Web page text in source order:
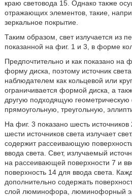
краю световода 15. Однако также
отражающих элементов, такие,
зеркальное покрытие.
Таким образом, свет излучается из
показанной на фиг. 1 и 3, в форме
Предпочтительно и как показано на
форму диска, поэтому источник
наблюдателем как кольцевой или
ограничивается формой диска, а
другую подходящую геометрическую
прямоугольную, треугольную,
На фиг. 3 показано шесть
шести источников света излучает
содержит рассеивающую
ввода света. Свет, излучаемый
на рассеивающей поверхности 7 и
поверхность 14 для ввода света.
дополнительно содержать
слой люминофора, люминофорный